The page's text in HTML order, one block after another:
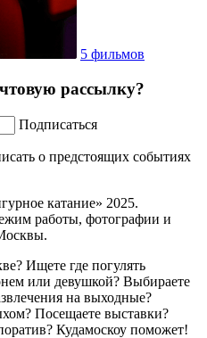
5 фильмов
рассылку?
Подписаться
о предстоящих событиях
катание» 2025.
работы, фотографии и
Ищете где погулять
или девушкой? Выбираете
на выходные?
Посещаете выставки?
Кудамоскоу поможет!